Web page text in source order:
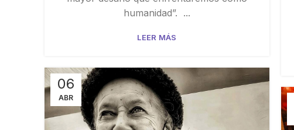
humanidad”. ...
LEER MÁS
06
ABR